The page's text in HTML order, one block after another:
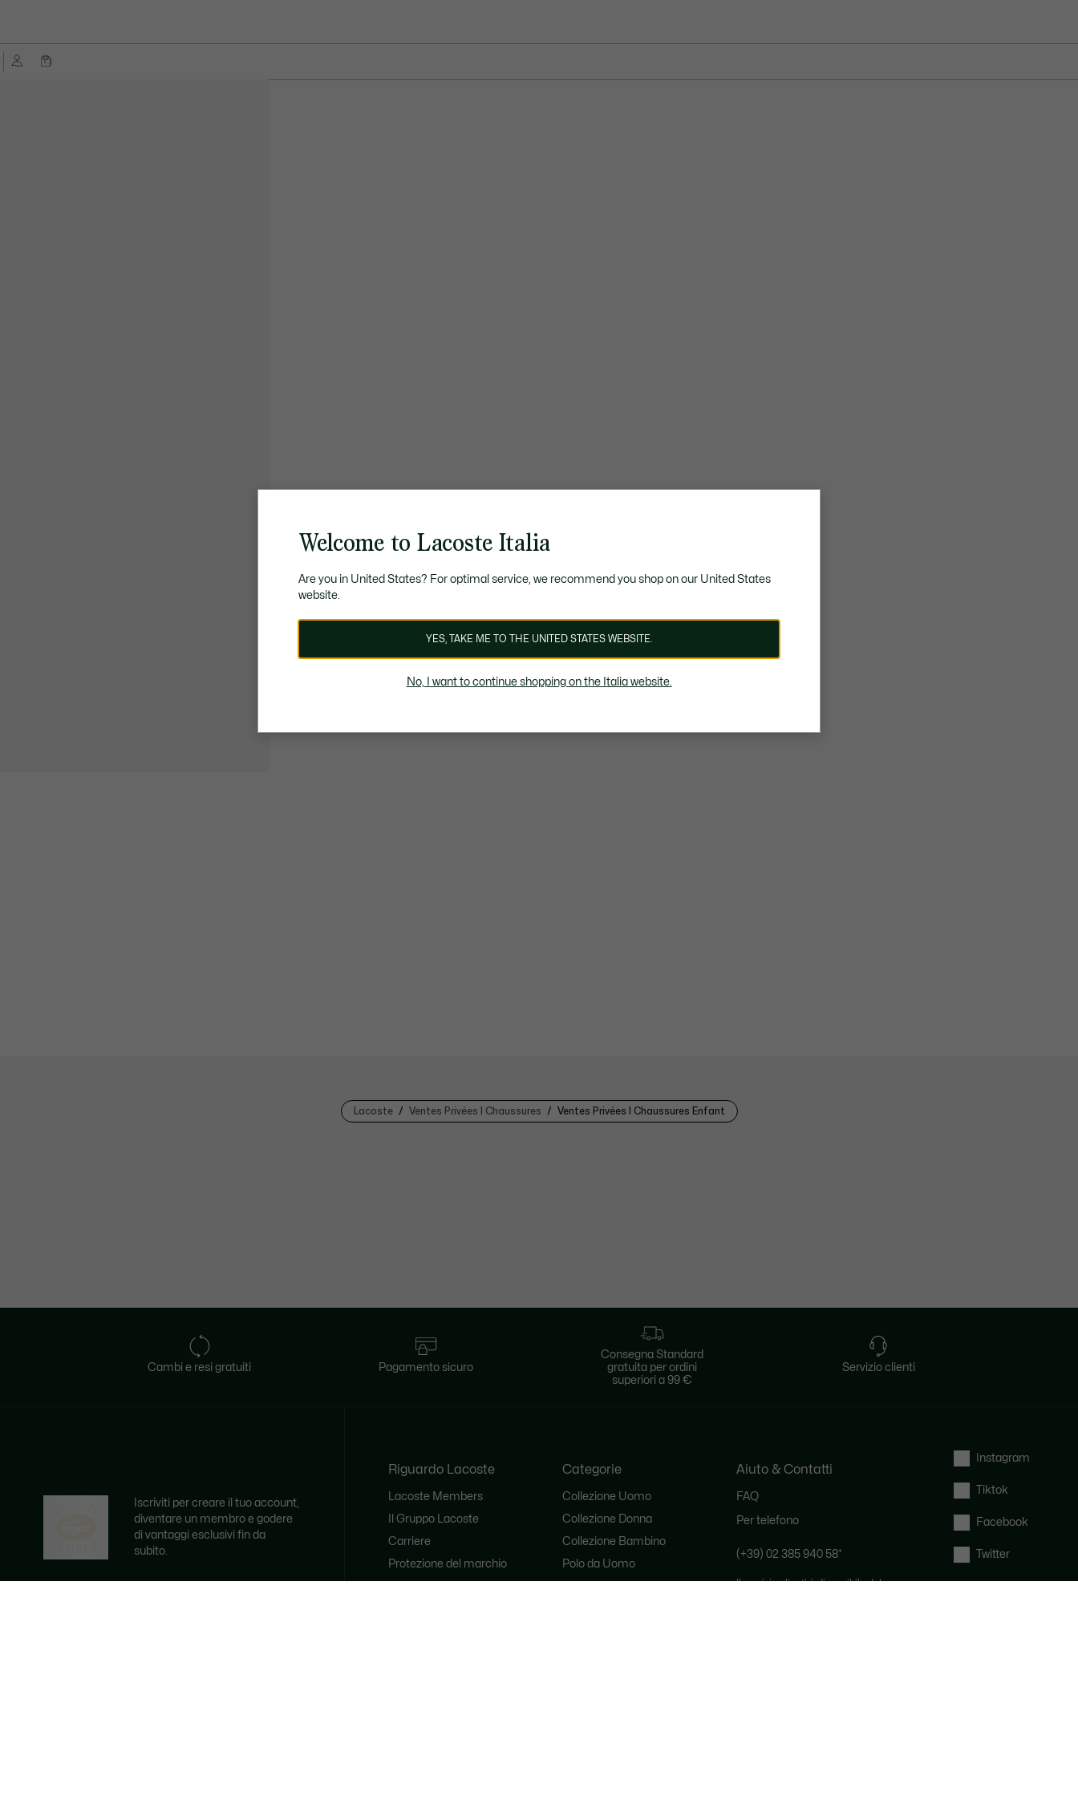
Lacoste Ventes Privées | Chaussures Ventes Privées | Chaussures Enfant
Cambi e resi gratuiti Pagamento sicuro
Consegna Standard
gratuita per ordini
superiori a 99 €
Servizio clienti
Iscriviti per creare il tuo account,
diventare un membro e godere
di vantaggi esclusivi fin da
subito.
Riguardo Lacoste
Lacoste Members
Il Gruppo Lacoste
Carriere
Protezione del marchio
Categorie
Collezione Uomo
Collezione Donna
Collezione Bambino
Polo da Uomo
Aiuto & Contatti
FAQ
Per telefono
(+39) 02 385 940 58*
Il servizio clienti è disponibile dal
Instagram
Tiktok
Facebook
Twitter
Welcome to Lacoste Italia
Are you in United States? For optimal service, we recommend you shop on our United States
website.
YES, TAKE ME TO THE UNITED STATES WEBSITE.
No, I want to continue shopping on the Italia website.